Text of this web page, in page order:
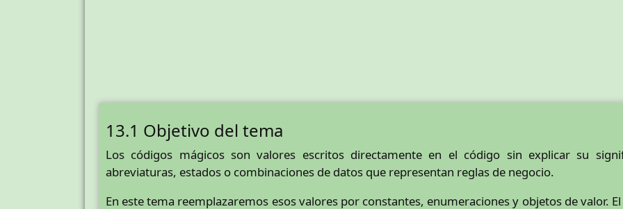
13.1 Objetivo del tema
Los códigos mágicos son valores escritos directamente en el código sin explicar su
abreviaturas, estados o combinaciones de datos que representan reglas de negocio.
En este tema reemplazaremos esos valores por constantes, enumeraciones y objetos de valor.